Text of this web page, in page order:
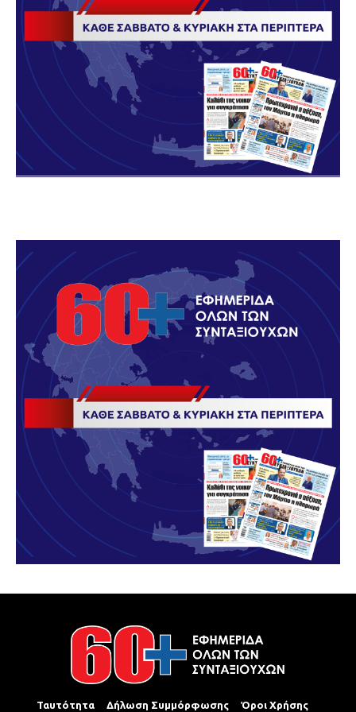
Ταυτότητα Δήλωση Συμμόρφωσης Όροι Χρήσης